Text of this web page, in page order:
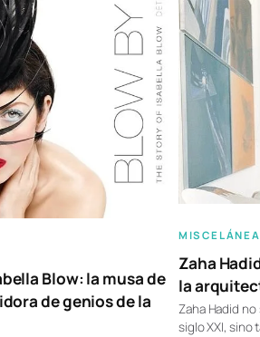
Blow: la musa de
de genios de la
MISCELÁNEA
Zaha
la
Zaha Hadid
siglo XXI, sino